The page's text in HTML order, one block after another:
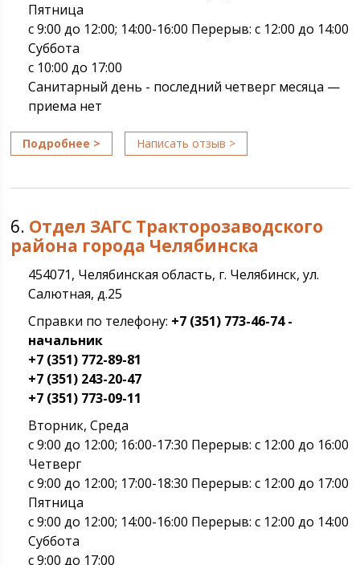
Пятница
с 9:00 до 12:00; 14:00-16:00 Перерыв: с 12:00 до 14:00
Суббота
с 10:00 до 17:00
Санитарный день - последний четверг месяца —
приема нет
Подробнее > Написать отзыв >
6. Отдел ЗАГС Тракторозаводского
района города Челябинска
454071, Челябинская область, г. Челябинск, ул.
Салютная, д.25
Справки по телефону: +7 (351) 773-46-74 -
начальник
+7 (351) 772-89-81
+7 (351) 243-20-47
+7 (351) 773-09-11
Вторник, Среда
с 9:00 до 12:00; 16:00-17:30 Перерыв: с 12:00 до 16:00
Четверг
с 9:00 до 12:00; 17:00-18:30 Перерыв: с 12:00 до 17:00
Пятница
с 9:00 до 12:00; 14:00-16:00 Перерыв: с 12:00 до 14:00
Суббота
с 9:00 до 17:00